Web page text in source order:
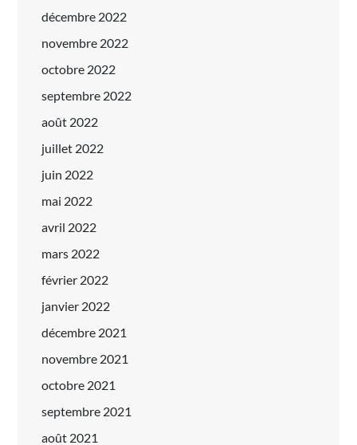
décembre 2022
novembre 2022
octobre 2022
septembre 2022
août 2022
juillet 2022
juin 2022
mai 2022
avril 2022
mars 2022
février 2022
janvier 2022
décembre 2021
novembre 2021
octobre 2021
septembre 2021
août 2021